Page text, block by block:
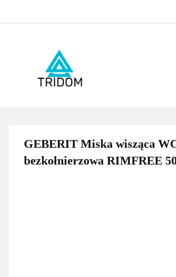
GEBERIT Miska wisząca
bezkołnierzowa RIMFREE